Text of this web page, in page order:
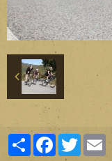
PartagerFacebook
Twitter